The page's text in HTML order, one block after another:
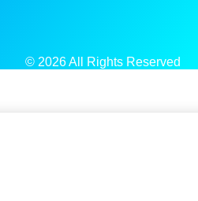
© 2026 All Rights Reserved